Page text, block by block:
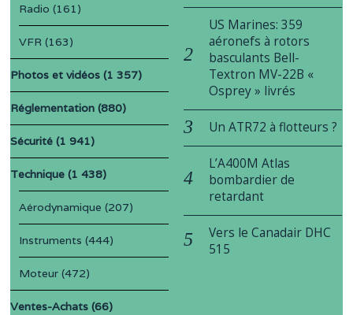
Radio (161)
VFR (163)
Photos et vidéos (1 357)
Réglementation (880)
Sécurité (1 941)
Technique (1 438)
Aérodynamique (207)
Instruments (444)
Moteur (472)
Ventes-Achats (66)
US Marines: 359
aéronefs à rotors
basculants Bell-
Textron MV-22B «
Osprey » livrés
Un ATR72 à flotteurs ?
L’A400M Atlas
bombardier de
retardant
Vers le Canadair DHC
515